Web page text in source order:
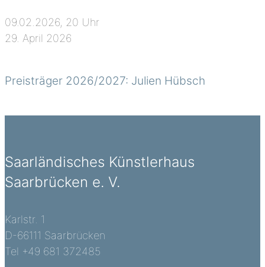
09.02.2026, 20 Uhr
29. April 2026
Preisträger 2026/2027: Julien Hübsch
Saarländisches Künstlerhaus
Saarbrücken e. V.
Karlstr. 1
D-66111 Saarbrücken
Tel +49 681 372485